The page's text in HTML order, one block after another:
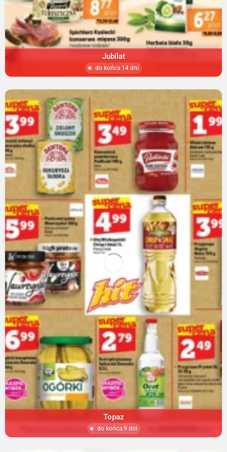
Jubilat
do końca 14 dni
Topaz
do końca 9 dni